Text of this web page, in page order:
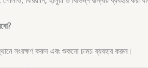
সংরক্ষণ করুন এবং শুকনো চামচ ব্যবহার করুন।